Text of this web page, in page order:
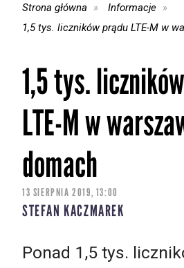
Strona główna
Informacje
1,5 tys. liczników prądu LTE-M w
1,5 tys.
LTE-M w
domach
13 SIERPNIA 2019, 13:00
STEFAN KACZMAREK
Ponad 1,5 tys.